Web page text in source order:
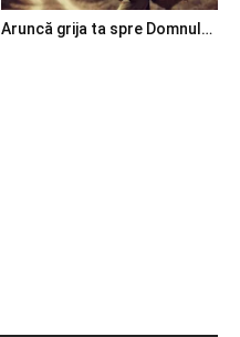
Aruncă grija ta spre Domnul…